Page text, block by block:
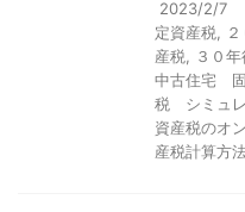
2023/2/7
定資産税
産税
３０
中古住宅
税 シミュ
資産税のオ
産税計算方